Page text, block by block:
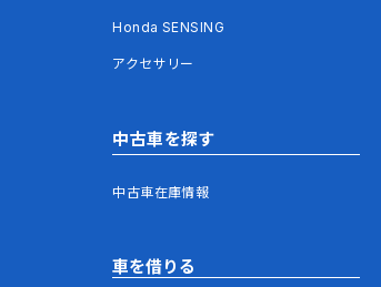
Honda SENSING
アクセサリー
中古車を探す
中古車在庫情報
車を借りる